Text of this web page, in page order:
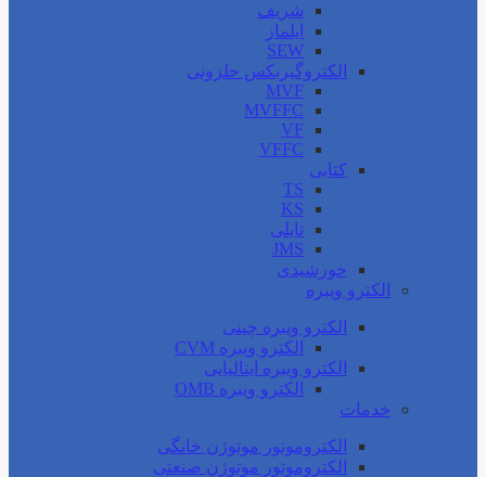
شریف
ایلماز
SEW
الکتروگیربکس حلزونی
MVF
MVFFC
VF
VFFC
کتابی
TS
KS
تایلی
JMS
خورشیدی
الکترو ویبره
الکترو ویبره چینی
الکترو ویبره CVM
الکترو ویبره ایتالیایی
الکترو ویبره OMB
خدمات
الکتروموتور موتوژن خانگی
الکتروموتور موتوژن صنعتی